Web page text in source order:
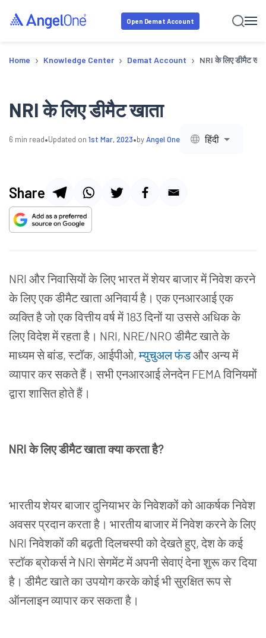
Open Demat Account
Home › Knowledge Center › Demat Account › NRI के लिए डीमैट
NRI के लिए डीमैट खाता
6 min read•Updated on 1st Mar, 2023•byAngel One हिंदी
Share
NRI औरनिवासियों केलिएभारतमेंशेयरबाजारमेंनिवेशकरने
केलिएएकडीमैटखाताअनिवार्यहै। एकएनआरआईएक
व्यक्तिहैजोएकवित्तीयवर्षमें183दिनोंयाउससेअधिकके
लिएविदेशमेंरहताहै। NRI, NRE/NRO डीमैटखातेके
माध्यमसेबांड,स्टॉक, आईपीओ,म्युचुअलफंडऔरअन्यमें
व्यापारकरसकतेहैं। सभीएनआरआईलेनदेन FEMA विनियमों
द्वाराशासितहोतेहैं।
NRI केलिएडीमैटखाताक्याकरताहै?
भारतीयशेयरबाजारदुनियाभर केनिवेशकोंकोआकर्षकनिवेश
अवसरप्रदानकरताहै। भारतीयबाजारमेंनिवेशकरनेकेलिए
NRI निवेशकोंकीबढ़तीदिलचस्पीकोदेखतेहुए,देशकेकई
स्टॉकब्रोकर्सने NRI सेगमेंटमेंअपनीसेवाएंदेनाशुरूकरदिया
है। डीमैटखातेकाउपयोगकरकेकोईभीसुरक्षितरूपसे
ऑनलाइनव्यापारकरसकताहै।